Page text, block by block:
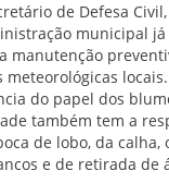
de Defesa
municipal
manutenção
meteorológicas
do papel dos
também tem a
de lobo, da calha,
e de retirada de